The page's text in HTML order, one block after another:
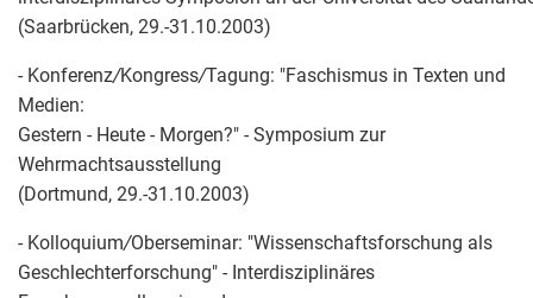
(Saarbrücken, 29.-31.10.2003)
- Konferenz/Kongress/Tagung: "Faschismus in Texten und
Medien:
Gestern - Heute - Morgen?" - Symposium zur
Wehrmachtsausstellung
(Dortmund, 29.-31.10.2003)
- Kolloquium/Oberseminar: "Wissenschaftsforschung als
Geschlechterforschung" - Interdisziplinäres